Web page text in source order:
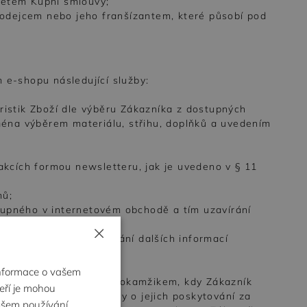
nebo jeho franšízantem, které působí pod
shopu následující služby:
Zboží dle výběru Zákazníka z dostupných
výběrem materiálu, střihu, doplňků a uvedením
formou newsletteru, jak je uvedeno v § 11
v internetovém obchodě a tím uzavírání
a poskytování dalších informací
plateb a reklamací.
- 1.3. výše, začíná okamžikem, kdy Zákazník
uzavření smlouvy o jejich poskytování za
×
o vašem
je mohou